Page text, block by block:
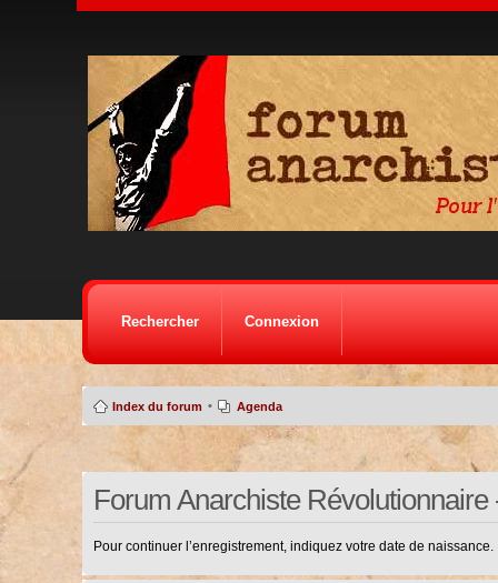
Rechercher Connexion
Index du forum • Agenda
Forum Anarchiste
Pour continuer l’enregistrement, indiquez votre date de naissance.